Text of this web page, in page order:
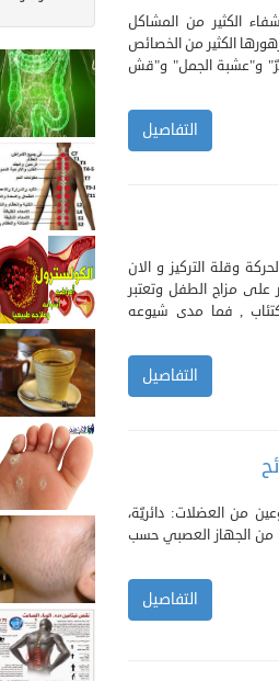
الكثير من المشاكل
الكثير من الخصائص
برّ" و"عشبة الجمل" و"قش
التفاصيل
وقلة التركيز و الان
مزاج الطفل وتعتبر
, فما مدى شيوعه
التفاصيل
من العضلات: دائريّة،
من الجهاز العصبي حسب
التفاصيل